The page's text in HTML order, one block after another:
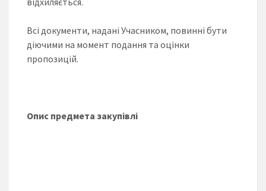
Всі документи, надані Учасником, повинні бути
діючими на момент подання та оцінки
пропозицій.
Опис предмета закупівлі